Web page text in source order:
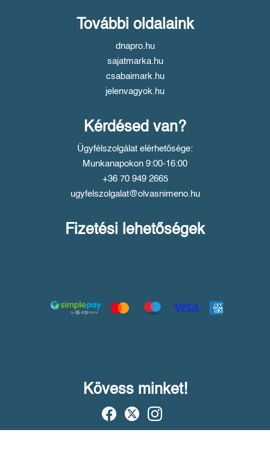
További oldalaink
dnapro.hu
sajatmarka.hu
csabaimark.hu
jelenvagyok.hu
Kérdésed van?
Ügyfélszolgálat elérhetősége:
Munkanapokon 9:00-16:00
+36 70 949 2665
ugyfelszolgalat@olvasnimeno.hu
Fizetési lehetőségek
Kövess minket!